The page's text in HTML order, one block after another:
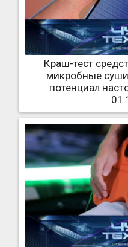
Краш-тест
микробные
потенциал